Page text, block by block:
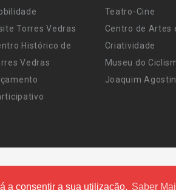
a consentir a sua utilização. Saber
Torres Vedras
Histórico de
Vedras
Teatro-Cine
Centro de Artes
Criatividade
Museu do
Joaquim